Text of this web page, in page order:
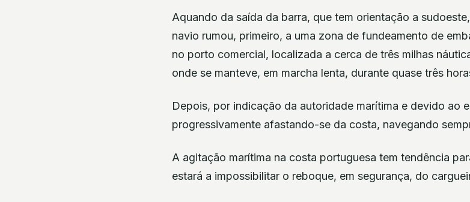
Aquando da saída da barra, que tem orientação a
navio rumou, primeiro, a uma zona de fundeamento de
no porto comercial, localizada a cerca de três milhas
onde se manteve, em marcha lenta, durante quase três
Depois, por indicação da autoridade marítima e devido ao
progressivamente afastando-se da costa, navegando
A agitação marítima na costa portuguesa tem tendência
estará a impossibilitar o reboque, em segurança, do